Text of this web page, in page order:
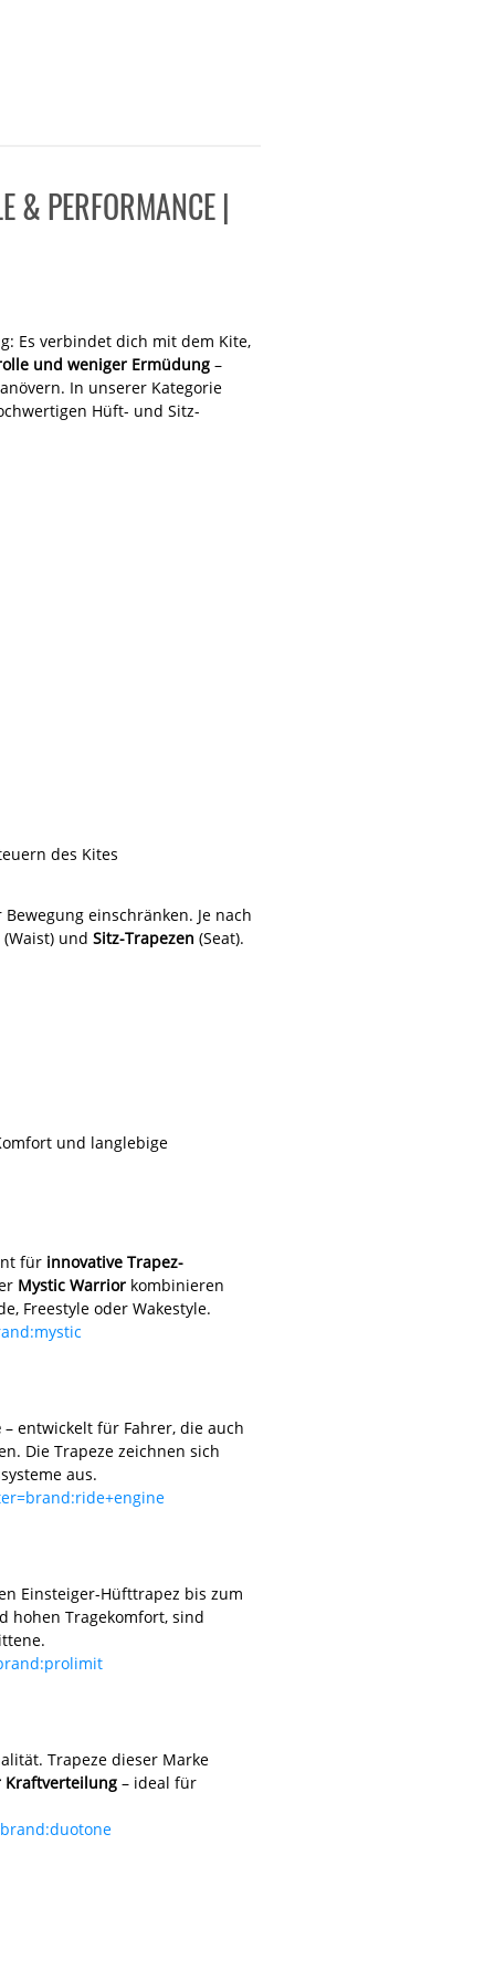
& PERFORMANCE |
Es verbindet dich mit dem Kite,
und weniger Ermüdung–
In unserer Kategorie
Hüft- und Sitz-
des Kites
einschränken. Je nach
(Waist) und Sitz-Trapezen (Seat).
und langlebige
für innovative Trapez-
Mystic Warriorkombinieren
Freestyle oder Wakestyle.
– entwickelt für Fahrer, die auch
Die Trapeze zeichnen sich
aus.
Einsteiger-Hüfttrapez bis zum
hohen Tragekomfort, sind
Trapeze dieser Marke
Kraftverteilung– ideal für